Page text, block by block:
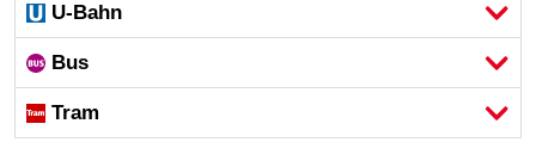
U-Bahn
Bus
Tram